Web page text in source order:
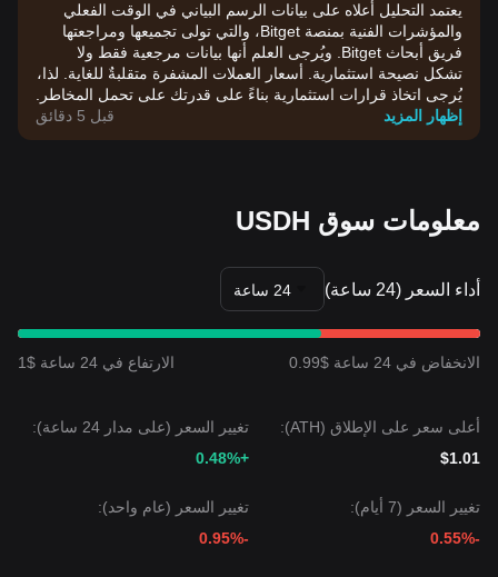
يعتمد التحليل أعلاه على بيانات الرسم البياني في الوقت الفعلي
والمؤشرات الفنية بمنصة Bitget، والتي تولى تجميعها ومراجعتها
فريق أبحاث Bitget. ويُرجى العلم أنها بيانات مرجعية فقط ولا
تشكل نصيحة استثمارية. أسعار العملات المشفرة متقلبةٌ للغاية. لذا،
يُرجى اتخاذ قرارات استثمارية بناءً على قدرتك على تحمل المخاطر.
إظهار المزيد
قبل 5 دقائق
معلومات سوق USDH
أداء السعر (24 ساعة) 24 ساعة
الانخفاض في 24 ساعة $0.99 الارتفاع في 24 ساعة $1
أعلى سعر على الإطلاق (ATH):
$1.01
تغيير السعر (على مدار 24 ساعة):
+0.48%
تغيير السعر (7 أيام):
-0.55%
تغيير السعر (عام واحد):
-0.95%